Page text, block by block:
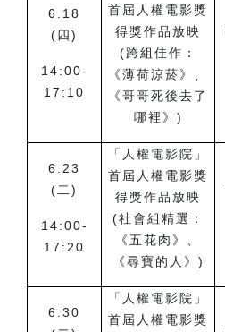
6.18
(四)
14:00-
17:10
首屆人權電影獎
得獎作品放映
(跨組佳作：
《薄荷涼菸》、
《哥哥死後去了
哪裡》)
6.23
(二)
14:00-
17:20
「人權電影院」
首屆人權電影獎
得獎作品放映
(社會組精選：
《五花肉》、
《尋寶的人》)
6.30
「人權電影院」
首屆人權電影獎